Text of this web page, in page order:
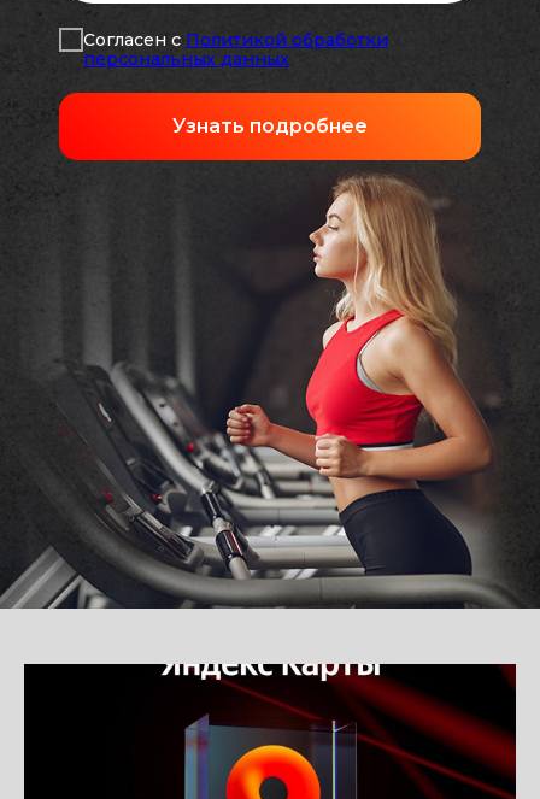
Согласен с Политикой обработки
персональных данных
Узнать подробнее